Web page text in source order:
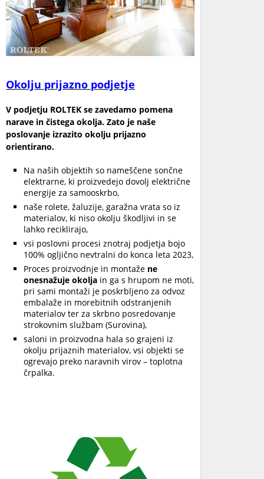
Okolju prijazno podjetje
V podjetju ROLTEK se zavedamo pomena
narave in čistega okolja. Zato je naše
poslovanje izrazito okolju prijazno
orientirano.
Na naših objektih so nameščene sončne
elektrarne, ki proizvedejo dovolj električne
energije za samooskrbo,
naše rolete, žaluzije, garažna vrata so iz
materialov, ki niso okolju škodljivi in se
lahko reciklirajo,
vsi poslovni procesi znotraj podjetja bojo
100% ogljično nevtralni do konca leta 2023,
Proces proizvodnje in montaže ne
onesnažuje okolja in ga s hrupom ne moti,
pri sami montaži je poskrbljeno za odvoz
embalaže in morebitnih odstranjenih
materialov ter za skrbno posredovanje
strokovnim službam (Surovina),
saloni in proizvodna hala so grajeni iz
okolju prijaznih materialov, vsi objekti se
ogrevajo preko naravnih virov – toplotna
črpalka.